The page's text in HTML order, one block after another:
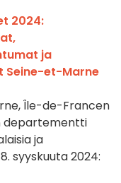
2024:
ja
Seine-et-Marne
Île-de-Francen
departementti
ja
syyskuuta 2024: